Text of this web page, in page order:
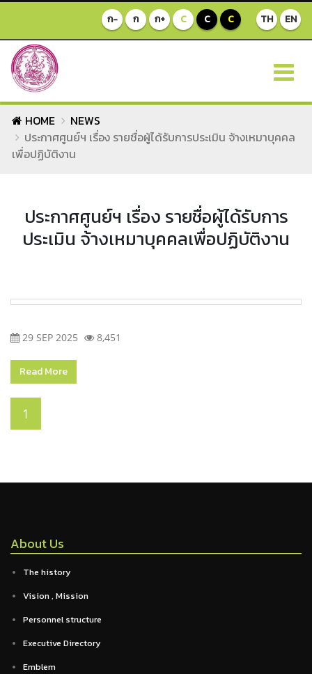
TH EN
ก- ก ก+ C C C
HOME
NEWS
ประกาศศูนย์ฯ เรื่อง รายชื่อผู้ได้รับการประเมิน จ้างเหมาบุคคล
เพื่อปฏิบัติงาน
ประกาศศูนย์ฯ เรื่อง รายชื่อผู้ได้รับการ
ประเมิน จ้างเหมาบุคคลเพื่อปฏิบัติงาน
29 SEP 2025 8,451
Read More
1
About Us
The history
Vision , Mission
Personnel structure
Executive Directory
Emblem